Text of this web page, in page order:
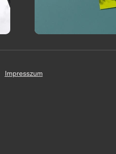
Impresszum